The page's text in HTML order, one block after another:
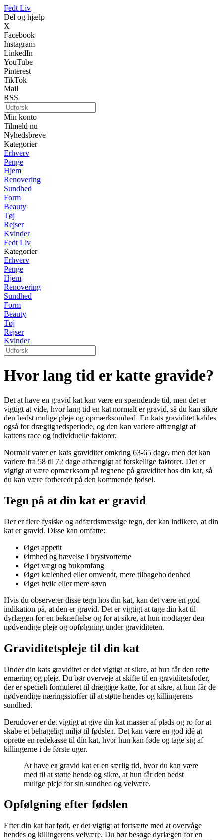
Fedt Liv
Del og hjælp
X
Facebook
Instagram
LinkedIn
YouTube
Pinterest
TikTok
Mail
RSS
Min konto
Tilmeld nu
Nyhedsbreve
Kategorier
Erhverv
Penge
Hjem
Renovering
Sundhed
Form
Beauty
Tøj
Rejser
Kvinder
Fedt Liv
Kategorier
Erhverv
Penge
Hjem
Renovering
Sundhed
Form
Beauty
Tøj
Rejser
Kvinder
Hvor lang tid er katte gravide?
Det at have en gravid kat kan være en spændende tid, men det er
vigtigt at vide, hvor lang tid en kat normalt er gravid, så du kan sikre
den bedst mulige pleje og opmærksomhed. En kats graviditet kaldes
også for drægtighedsperiode, og den kan variere afhængigt af
kattens race og individuelle faktorer.
Normalt varer en kats graviditet omkring 63-65 dage, men det kan
variere fra 58 til 72 dage afhængigt af forskellige faktorer. Det er
vigtigt at være opmærksom på tegnene på graviditet hos din kat, så
du kan være forberedt på den kommende fødsel.
Tegn på at din kat er gravid
Der er flere fysiske og adfærdsmæssige tegn, der kan indikere, at din
kat er gravid. Disse kan omfatte:
Øget appetit
Ømhed og hævelse i brystvorterne
Øget vægt og bukomfang
Øget kælenhed eller omvendt, mere tilbageholdenhed
Øget hvile eller mere søvn
Hvis du observerer disse tegn hos din kat, kan det være en god
indikation på, at den er gravid. Det er vigtigt at tage din kat til
dyrlægen for en bekræftelse og for at sikre, at hun modtager den
nødvendige pleje og opfølgning under graviditeten.
Graviditetspleje til din kat
Under din kats graviditet er det vigtigt at sikre, at hun får den rette
ernæring og pleje. Du bør overveje at skifte til en graviditetsfoder,
der er specielt formuleret til drægtige katte, for at sikre, at hun får de
nødvendige næringsstoffer til at støtte hendes og killingerens
sundhed.
Derudover er det vigtigt at give din kat masser af plads og ro for at
skabe et behageligt miljø til fødslen. Det kan være en god idé at
oprette en redekasse til din kat, hvor hun kan føde og tage sig af
killingerne i de første uger.
At have en gravid kat er en særlig tid, hvor du kan være
med til at støtte hende og sikre, at hun får den bedst
mulige pleje for sin sundhed og velvære.
Opfølgning efter fødslen
Efter din kat har født, er det vigtigt at fortsætte med at overvåge
hendes og killingerens velvære. Du bør besøge dyrlægen for en